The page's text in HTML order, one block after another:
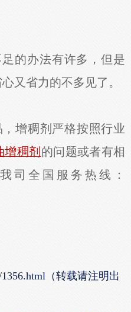
的办法有许多，但是
又省力的不多见了。
，增稠剂 严格按照行业
增稠剂 的问题或者有相
司全国服务热线：
（转载请注明出